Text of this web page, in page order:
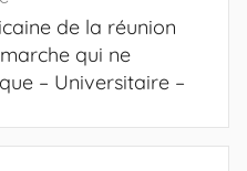
de la réunion
qui ne
– Universitaire –